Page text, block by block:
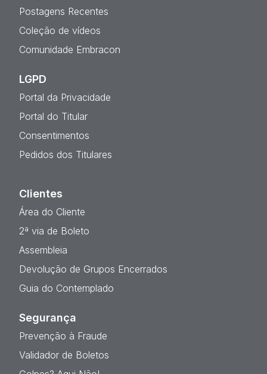
Postagens Recentes
Coleção de vídeos
Comunidade Embracon
LGPD
Portal da Privacidade
Portal do Titular
Consentimentos
Pedidos dos Titulares
Clientes
Área do Cliente
2ª via de Boleto
Assembleia
Devolução de Grupos Encerrados
Guia do Contemplado
Segurança
Prevenção à Fraude
Validador de Boletos